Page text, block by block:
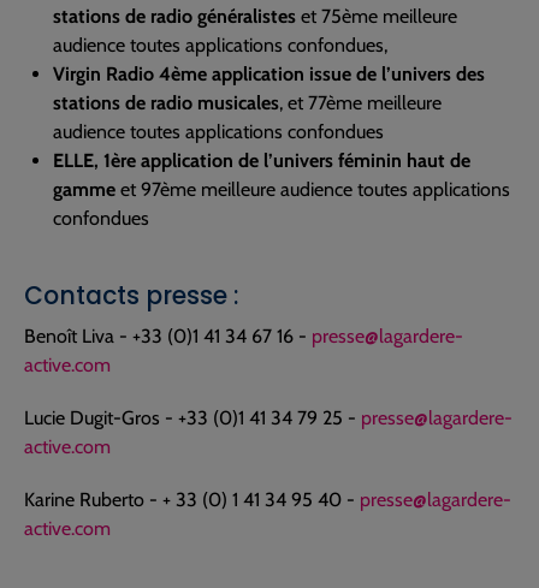
stations de radio généralistes et 75ème meilleure
audience toutes applications confondues,
Virgin Radio 4ème application issue de l’univers des
stations de radio musicales, et 77ème meilleure
audience toutes applications confondues
ELLE, 1ère application de l’univers féminin haut de
gamme et 97ème meilleure audience toutes applications
confondues
Contacts presse :
Benoît Liva - +33 (0)1 41 34 67 16 - presse@lagardere-
active.com
Lucie Dugit-Gros - +33 (0)1 41 34 79 25 - presse@lagardere-
active.com
Karine Ruberto - + 33 (0) 1 41 34 95 40 - presse@lagardere-
active.com